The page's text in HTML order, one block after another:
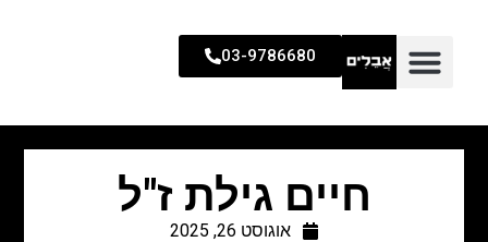
03-9786680
חיים גילת ז"ל
אוגוסט 26, 2025